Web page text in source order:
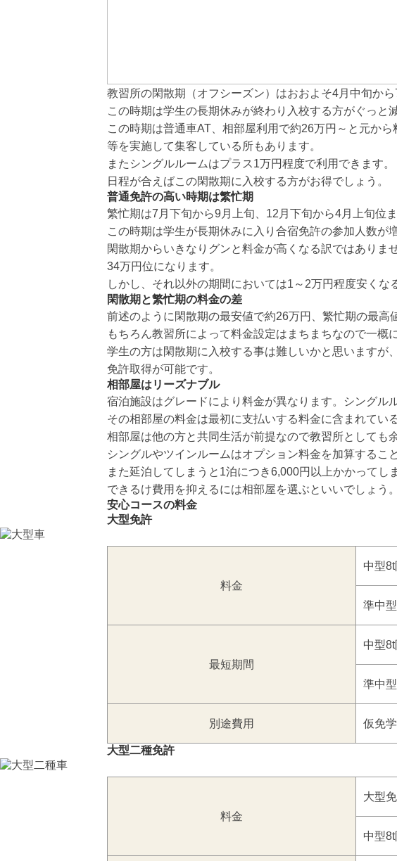
教習所の閑散期（オフシーズン）はおおよそ4月中旬か
この時期は学生の長期休みが終わり入校する方がぐっと
この時期は普通車AT、相部屋利用で約26万円～と元か
等を実施して集客している所もあります。
またシングルルームはプラス1万円程度で利用できます。
日程が合えばこの閑散期に入校する方がお得でしょう。
普通免許の高い時期は繁忙期
繁忙期は7月下旬から9月上旬、12月下旬から4月上旬位ま
この時期は学生が長期休みに入り合宿免許の参加人数が
閑散期からいきなりグンと料金が高くなる訳ではあり
34万円位になります。
しかし、それ以外の期間においては1～2万円程度安く
閑散期と繁忙期の料金の差
前述のように閑散期の最安値で約26万円、繁忙期の最高
もちろん教習所によって料金設定はまちまちなので一概
学生の方は閑散期に入校する事は難しいかと思いますが
免許取得が可能です。
相部屋はリーズナブル
宿泊施設はグレードにより料金が異なります。シングル
その相部屋の料金は最初に支払いする料金に含まれてい
相部屋は他の方と共同生活が前提なので教習所としても
シングルやツインルームはオプション料金を加算するこ
また延泊してしまうと1泊につき6,000円以上かかってし
できるけ費用を抑えるには相部屋を選ぶといいでしょう。
安心コースの料金
大型免許
料金
中型
準中
最短期間
中型
準中
別途費用 仮免
大型二種免許
料金
大型
中型